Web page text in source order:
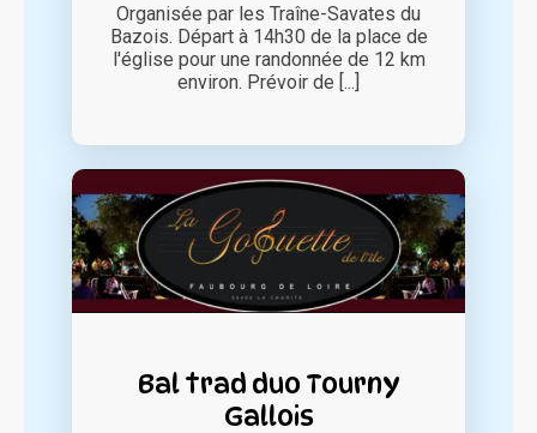
Organisée par les Traîne-Savates du
Bazois. Départ à 14h30 de la place de
l'église pour une randonnée de 12 km
environ. Prévoir de [...]
Bal trad duo Tourny
Gallois